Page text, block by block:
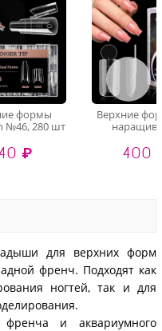
формы
№46, 280 шт
₽
Верхние
400
для верхних форм
френч. Подходят как
ногтей, так и для
и аквариумного